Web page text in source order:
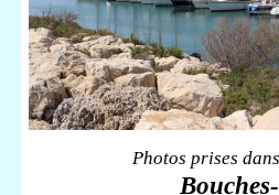
Photos prises